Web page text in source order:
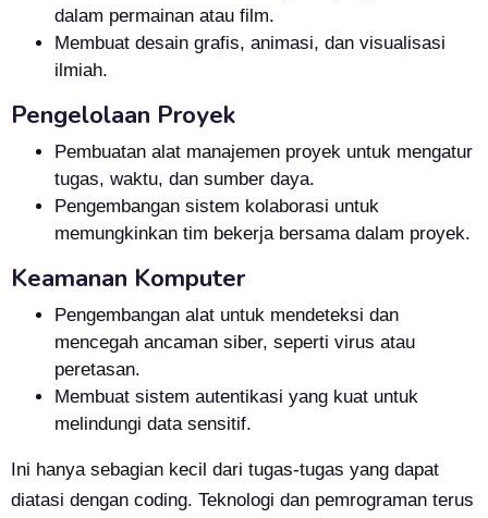
dalam permainan atau film.
Membuat desain grafis, animasi, dan visualisasi
ilmiah.
Pengelolaan Proyek
Pembuatan alat manajemen proyek untuk mengatur
tugas, waktu, dan sumber daya.
Pengembangan sistem kolaborasi untuk
memungkinkan tim bekerja bersama dalam proyek.
Keamanan Komputer
Pengembangan alat untuk mendeteksi dan
mencegah ancaman siber, seperti virus atau
peretasan.
Membuat sistem autentikasi yang kuat untuk
melindungi data sensitif.
Ini hanya sebagian kecil dari tugas-tugas yang dapat
diatasi dengan coding. Teknologi dan pemrograman terus